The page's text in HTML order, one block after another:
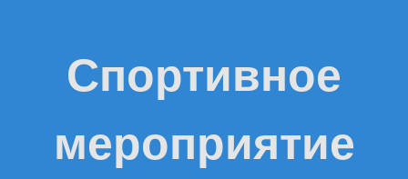
Спортивное
мероприятие